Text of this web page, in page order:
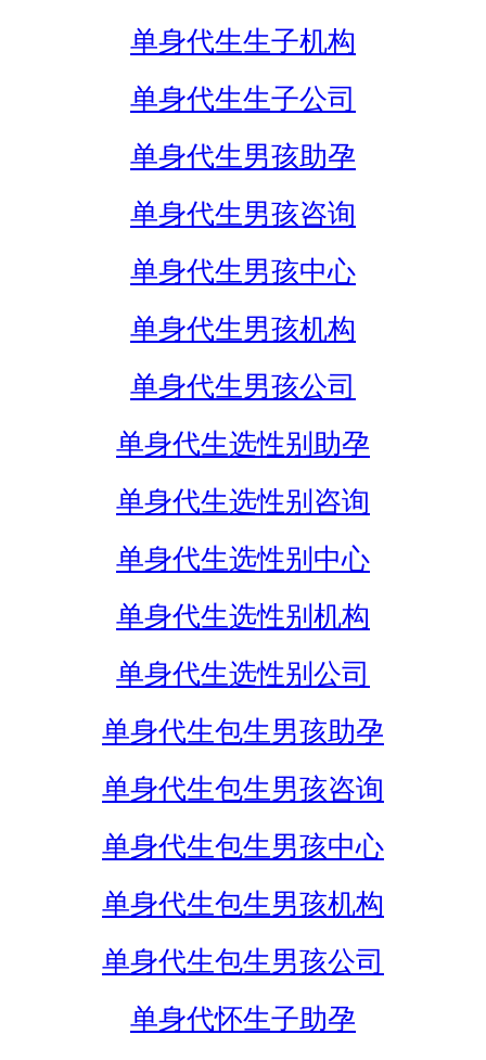
单身代生生子机构
单身代生生子公司
单身代生男孩助孕
单身代生男孩咨询
单身代生男孩中心
单身代生男孩机构
单身代生男孩公司
单身代生选性别助孕
单身代生选性别咨询
单身代生选性别中心
单身代生选性别机构
单身代生选性别公司
单身代生包生男孩助孕
单身代生包生男孩咨询
单身代生包生男孩中心
单身代生包生男孩机构
单身代生包生男孩公司
单身代怀生子助孕